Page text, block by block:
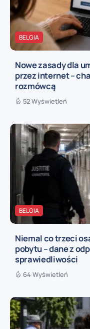
BELGIA
Nowe zasady dla
przez internet –
rozmówcą
52 Wyświetleń
BELGIA
Niemal co trzeci
pobytu – dane z
sprawiedliwości
64 Wyświetleń